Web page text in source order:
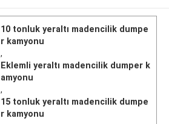
10 tonluk yeraltı madencilik dumpe
r kamyonu
,
Eklemli yeraltı madencilik dumper k
amyonu
,
15 tonluk yeraltı madencilik dumpe
r kamyonu